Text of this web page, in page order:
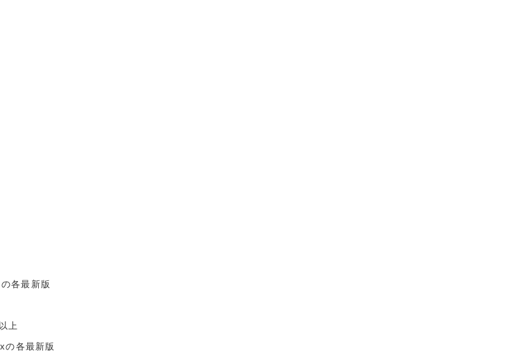
各最新版
上
の各最新版